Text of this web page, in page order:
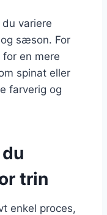
variere
sæson. For
en mere
spinat eller
farverig og
trin
enkel proces,